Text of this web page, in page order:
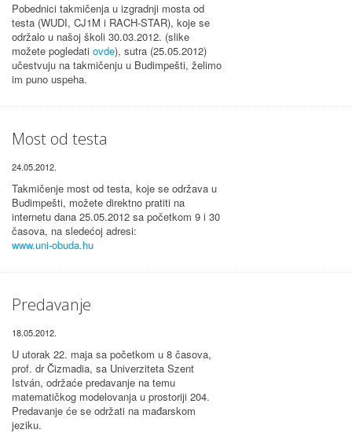
Pobednici takmičenja u izgradnji mosta od
testa (WUDI, CJ1M i RACH-STAR), koje se
održalo u našoj školi 30.03.2012. (slike
možete pogledati ovde), sutra (25.05.2012)
učestvuju na takmičenju u Budimpešti, želimo
im puno uspeha.
Most od testa
24.05.2012.
Takmičenje most od testa, koje se održava u
Budimpešti, možete direktno pratiti na
internetu dana 25.05.2012 sa početkom 9 i 30
časova, na sledećoj adresi:
www.uni-obuda.hu
Predavanje
18.05.2012.
U utorak 22. maja sa početkom u 8 časova,
prof. dr Čizmadia, sa Univerziteta Szent
István, održaće predavanje na temu
matematičkog modelovanja u prostoriji 204.
Predavanje će se održati na mađarskom
jeziku.